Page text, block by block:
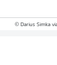
© Darius Simka